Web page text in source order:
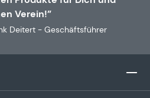
Verein!”
Deitert - Geschäftsführer